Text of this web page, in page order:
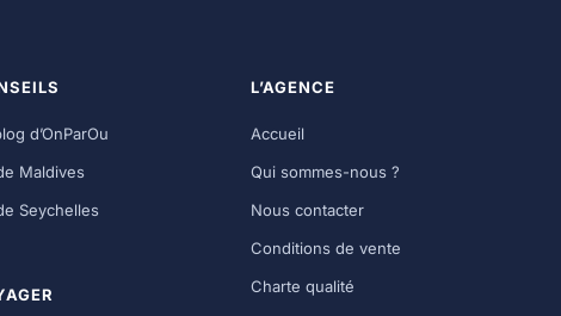
d’OnParOu
Maldives
Seychelles
L’AGENCE
Accueil
Qui sommes-nous ?
Nous contacter
Conditions de vente
Charte qualité